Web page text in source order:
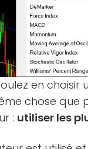
en choisir
chose que
: utiliser les